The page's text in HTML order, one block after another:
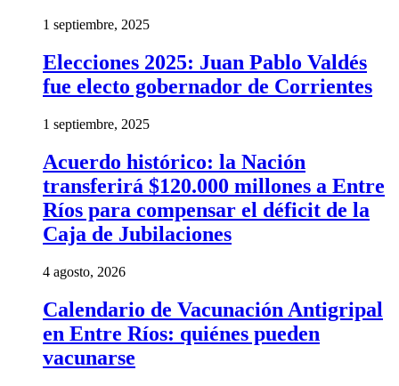
1 septiembre, 2025
Elecciones 2025: Juan Pablo Valdés
fue electo gobernador de Corrientes
1 septiembre, 2025
Acuerdo histórico: la Nación
transferirá $120.000 millones a Entre
Ríos para compensar el déficit de la
Caja de Jubilaciones
4 agosto, 2026
Calendario de Vacunación Antigripal
en Entre Ríos: quiénes pueden
vacunarse